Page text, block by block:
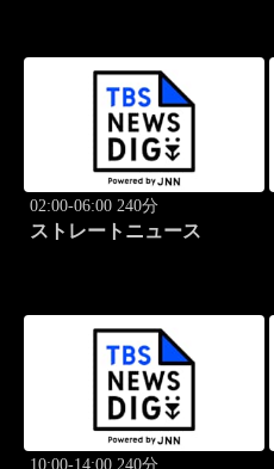
02:00-06:00 240分
ストレートニュース
10:00-14:00 240分